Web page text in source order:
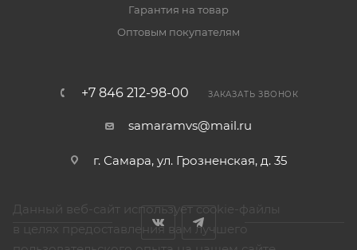
Гарантия на товар
Оптовым покупателям
+7 846 212-98-00 ЗАКАЗАТЬ ЗВОНОК
samaramvs@mail.ru
г. Самара, ул. Грозненская, д. 35
Данный веб-сайт использует cookie-файлы
в целях предоставления вам лучшего